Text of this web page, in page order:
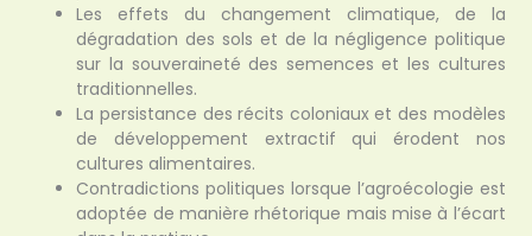
Les effets du changement climatique, de la
dégradation des sols et de la négligence politique
sur la souveraineté des semences et les cultures
traditionnelles.
La persistance des récits coloniaux et des modèles
de développement extractif qui érodent nos
cultures alimentaires.
Contradictions politiques lorsque l’agroécologie est
adoptée de manière rhétorique mais mise à l’écart